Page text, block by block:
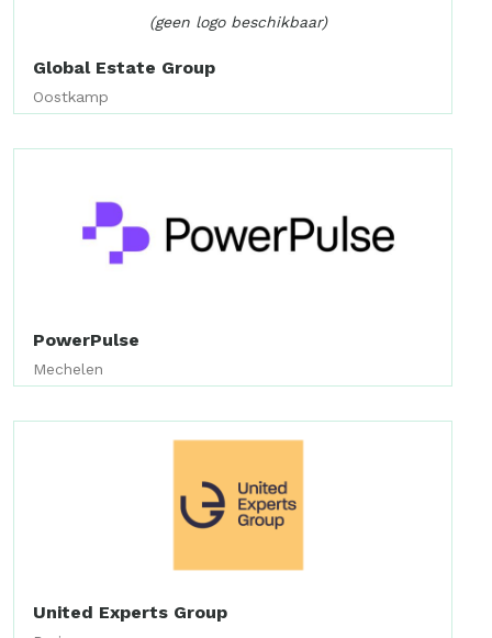
(geen logo beschikbaar)
Global Estate Group
Oostkamp
PowerPulse
Mechelen
United Experts Group